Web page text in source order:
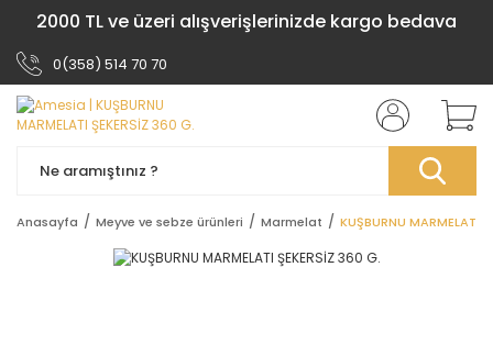
2000 TL ve üzeri alışverişlerinizde kargo bedava
0(358) 514 70 70
Anasayfa Meyve ve sebze ürünleri Marmelat KUŞBURNU MARMELATI